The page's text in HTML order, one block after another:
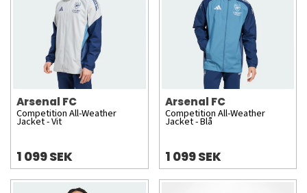
Arsenal FC
Competition All-Weather
Jacket - Vit
1 099 SEK
Arsenal FC
Competition All-Weather
Jacket - Blå
1 099 SEK